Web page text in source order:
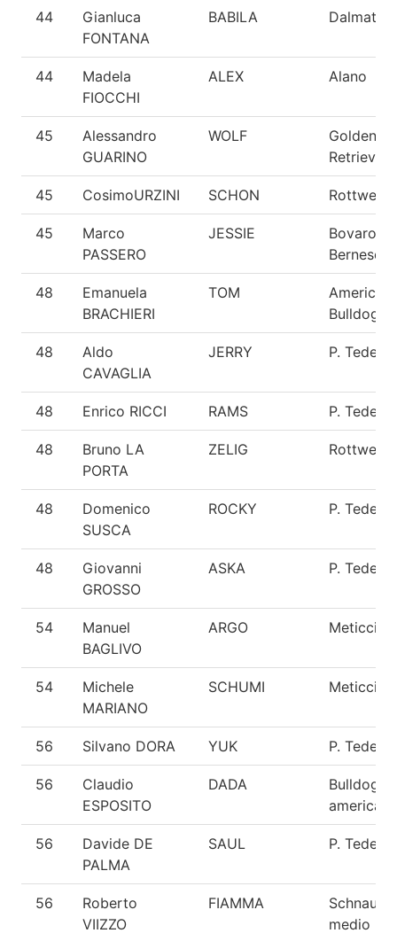
44
Gianluca
FONTANA
BABILA Dalmata
44
Madela
FIOCCHI
ALEX Alano
45
Alessandro
GUARINO
WOLF
Golden
Retriever
45 CosimoURZINI SCHON Rottweiler
45
Marco
PASSERO
JESSIE
Bovaro
Bernese
48
Emanuela
BRACHIERI
TOM
American
Bulldog
48
Aldo
CAVAGLIA
JERRY P.
48 Enrico RICCI RAMS P.
48
Bruno LA
PORTA
ZELIG Rottweiler
48
Domenico
SUSCA
ROCKY P.
48
Giovanni
GROSSO
ASKA P.
54
Manuel
BAGLIVO
ARGO Meticcio
54
Michele
MARIANO
SCHUMI Meticcio
56 Silvano DORA YUK P.
56
Claudio
ESPOSITO
DADA
Bulldog
56
Davide DE
PALMA
SAUL P.
56
Roberto
VIIZZO
FIAMMA
medio